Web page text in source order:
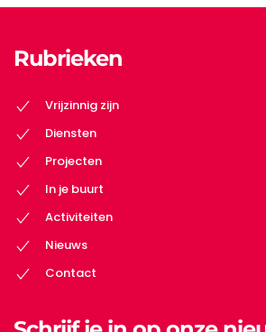
Rubrieken
Vrijzinnig zijn
Diensten
Projecten
In je buurt
Activiteiten
Nieuws
Contact